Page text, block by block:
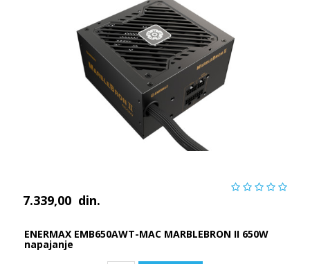
7.339,00 din.
ENERMAX EMB650AWT-MAC MARBLEBRON II 650W
napajanje